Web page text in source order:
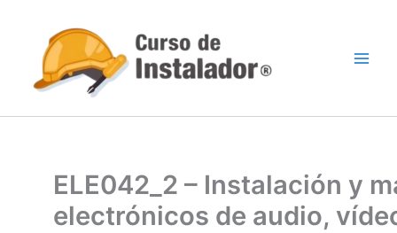
contenido
ELE042_2 – Instalación y
electrónicos de audio,